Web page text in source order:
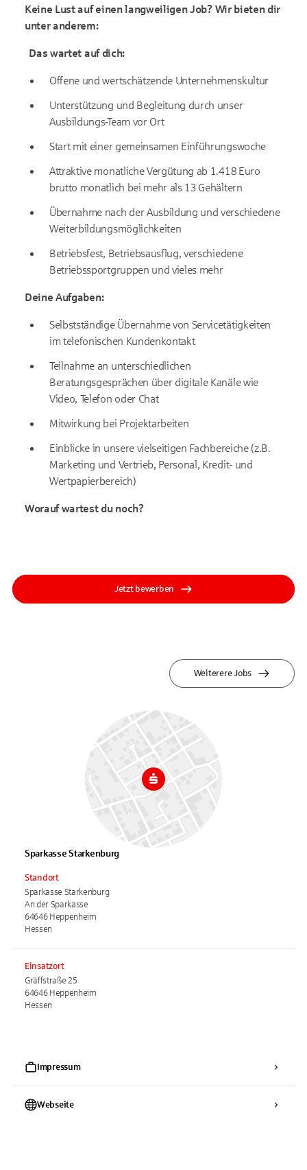
Keine Lust auf einen langweiligen Job? Wir bieten dir
unter anderem:
Das wartet auf dich:
Offene und wertschätzende Unternehmenskultur
Unterstützung und Begleitung durch unser
Ausbildungs-Team vor Ort
Start mit einer gemeinsamen Einführungswoche
Attraktive monatliche Vergütung ab 1.418 Euro
brutto monatlich bei mehr als 13 Gehältern
Übernahme nach der Ausbildung und verschiedene
Weiterbildungsmöglichkeiten
Betriebsfest, Betriebsausflug, verschiedene
Betriebssportgruppen und vieles mehr
Deine Aufgaben:
Selbstständige Übernahme von Servicetätigkeiten
im telefonischen Kundenkontakt
Teilnahme an unterschiedlichen
Beratungsgesprächen über digitale Kanäle wie
Video, Telefon oder Chat
Mitwirkung bei Projektarbeiten
Einblicke in unsere vielseitigen Fachbereiche (z.B.
Marketing und Vertrieb, Personal, Kredit- und
Wertpapierbereich)
Worauf wartest du noch?
Jetzt bewerben
Weiterere Jobs
Sparkasse Starkenburg
Standort
Sparkasse Starkenburg
An der Sparkasse
64646 Heppenheim
Hessen
Einsatzort
Gräffstraße 25
64646 Heppenheim
Hessen
Impressum
Webseite